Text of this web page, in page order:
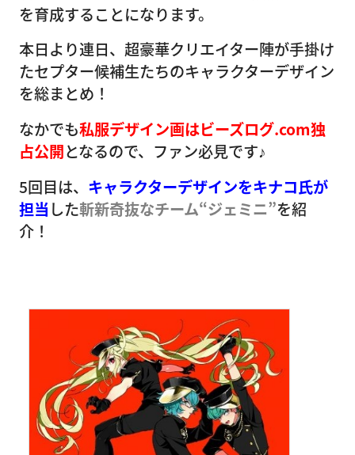
を育成することになります。
本日より連日、超豪華クリエイター陣が手掛け
たセプター候補生たちのキャラクターデザイン
を総まとめ！
なかでも私服デザイン画はビーズログ.com独
占公開となるので、ファン必見です♪
5回目は、 キャラクターデザインをキナコ氏が
担当 した斬新奇抜なチーム“ジェミニ”を紹
介！